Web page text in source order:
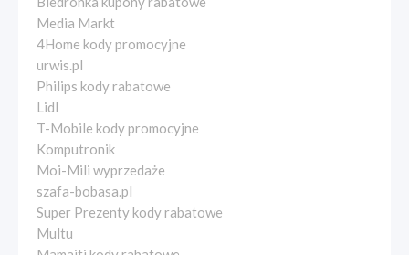
Media Markt
4Home kody promocyjne
urwis.pl
Philips kody rabatowe
Lidl
T-Mobile kody promocyjne
Komputronik
Moi-Mili wyprzedaże
szafa-bobasa.pl
Super Prezenty kody rabatowe
Multu